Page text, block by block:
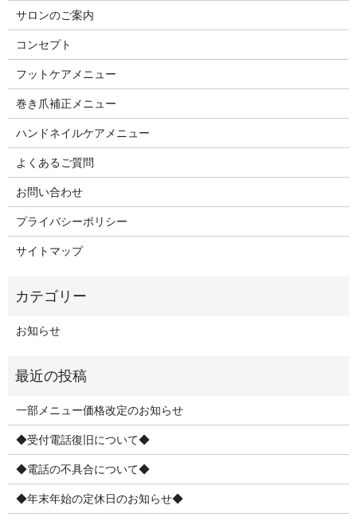
サロンのご案内
コンセプト
フットケアメニュー
巻き爪補正メニュー
ハンドネイルケアメニュー
よくあるご質問
お問い合わせ
プライバシーポリシー
サイトマップ
お知らせ
一部メニュー価格改定のお知らせ
◆受付電話復旧について◆
◆電話の不具合について◆
◆年末年始の定休日のお知らせ◆